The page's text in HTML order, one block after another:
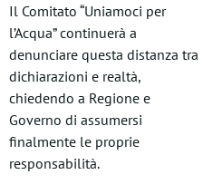
Il Comitato “Uniamoci per
l’Acqua” continuerà a
denunciare questa distanza tra
dichiarazioni e realtà,
chiedendo a Regione e
Governo di assumersi
finalmente le proprie
responsabilità.